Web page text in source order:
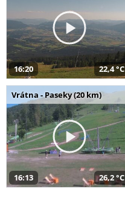
16:20 22,4 °C
Vrátna - Paseky (20 km)
16:13 26,2 °C